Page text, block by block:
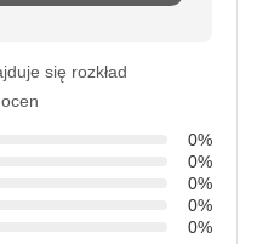
się rozkład
0%
0%
0%
0%
0%